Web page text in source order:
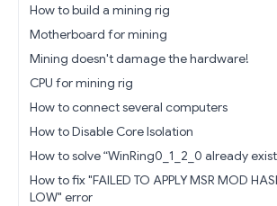
How to build a mining rig
Motherboard for mining
Mining doesn't damage the hardware!
CPU for mining rig
How to connect several computers
How to Disable Core Isolation
How to solve “WinRing0_1_2_0 already
How to fix "FAILED TO APPLY MSR MOD
LOW" error